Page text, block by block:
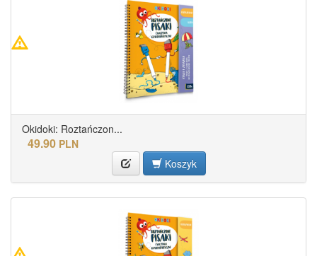
Okidoki: Roztańczon...
49.90 PLN
Koszyk